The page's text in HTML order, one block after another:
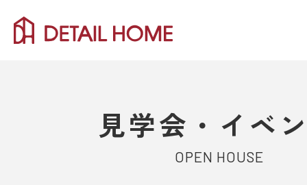
見学会・イベ
OPEN HOUSE